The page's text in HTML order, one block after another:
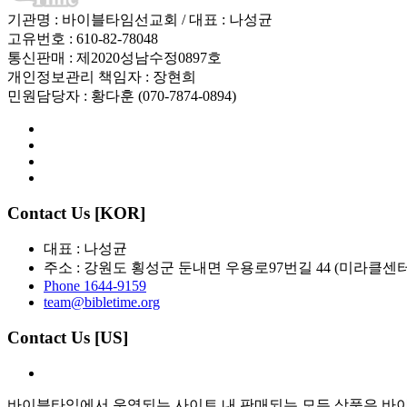
기관명 : 바이블타임선교회 / 대표 : 나성균
고유번호 : 610-82-78048
통신판매 : 제2020성남수정0897호
개인정보관리 책임자 : 장현희
민원담당자 : 황다훈 (070-7874-0894)
Contact Us [KOR]
대표 : 나성균
주소 : 강원도 횡성군 둔내면 우용로97번길 44 (미라클센
Phone 1644-9159
team@bibletime.org
Contact Us [US]